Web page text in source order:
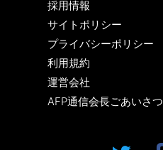
採用情報
サイトポリシー
プライバシーポリシー
利用規約
運営会社
AFP通信会長ごあいさつ